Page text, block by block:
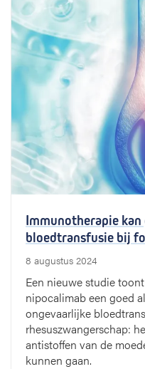
Immunotherapie
bloedtransfusie bij
8 augustus 2024
Een nieuwe studie
nipocalimab een goed
ongevaarlijke
rhesuszwangerschap:
antistoffen van de
kunnen gaan.